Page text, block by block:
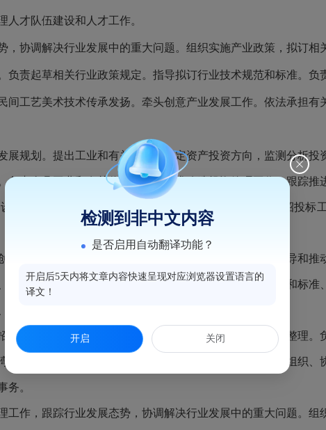
才队伍建设和人才工作。
，协调解决行业发展中的重大问题。组织实施产业政策，拟订
负责起草相关行业政策规定。指导拟订行业技术规范和标准。
工艺美术技术传承发扬。牵头创意产业发展工作。依法承担有
规划。提出工业和有关信息化固定资产投资方向，监测分析投
负责全县工业和有关信息化企业技术改造投资管理工作。跟踪
备税收优惠政策。依法监督管理权限范围内的项目建设招投标
新的政策措施。承担指导企业创新能力建设有关工作。指导和
新产品开发和推广应用工作。协调推进工业行业技术规范和标
进工业设计发展工作。
引资的政策措施。组织工业和信息化招商信息的收集、整理。
香港、澳门产业合作与交流、民营企业产业项目对接。组织、
务。
作，跟踪行业发展态势，协调解决行业发展中的重大问题。组
检测到非中文内容
是否启用自动翻译功能？
开启后5天内将文章内容快速呈现对应浏览器设置语言的
译文！
开启 关闭